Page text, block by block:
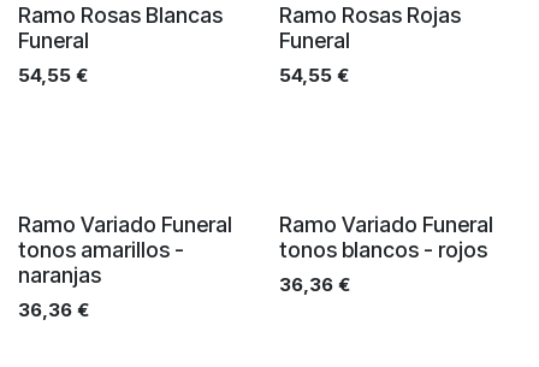
Ramo Rosas Blancas
Funeral
54,55 €
Ramo Rosas Rojas
Funeral
54,55€
Ramo Variado Funeral
tonos amarillos -
naranjas
36,36 €
Ramo Variado Funeral
tonos blancos - rojos
36,36€